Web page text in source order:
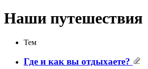
Наши путешествия
Тем
Где и как вы отдыхаете?